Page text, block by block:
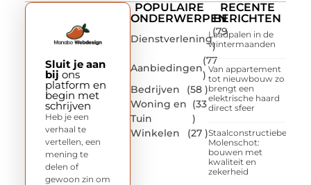
POPULAIRE
ONDERWERPEN
Dienstverlening
(79
)
Aanbiedingen
(77
)
Bedrijven
(58 )
Woning en
Tuin
(33
)
Winkelen
(27 )
RECENTE
BERICHTEN
Laadpalen in de
wintermaanden
Van appartement
tot nieuwbouw zo
brengt een
elektrische haard
direct sfeer
Staalconstructiebedrijf
Molenschot:
bouwen met
kwaliteit en
zekerheid
Sluit je aan
bij ons
platform en
begin met
schrijven
Heb je een
verhaal te
vertellen, een
mening te
delen of
gewoon zin om